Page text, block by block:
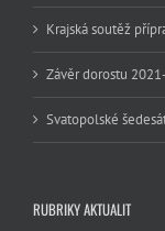
Krajská soutěž
Závěr dorostu
Svatopolské
RUBRIKY AKTUALIT